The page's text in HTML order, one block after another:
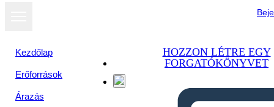
Kezdőlap
Erőforrások
Árazás
HOZZON LÉTRE EGY
FORGATÓKÖNYVET
Megtekintés
diavetítésként